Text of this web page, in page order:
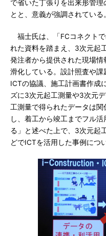
で省いた丁張りを出来形管
とと、意義が強調されている。
福士氏は、「FCコネクト
れた資料を踏まえ、3次元起
発注者から提供された現場
滑化している。設計照査や
ICTの協議、施工計画書作成
ズに3次元起工測量や3次元
工測量で得られたデータは
し、着工から竣工までフル
る」と述べた上で、3次元起
どでICTを活用した事例につ